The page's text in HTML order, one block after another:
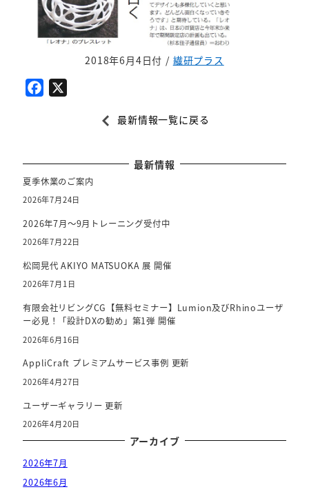
2018年6月4日付 / 繊研プラス
b
o
o
最新情報一覧に戻る
最新情報
夏季休業のご案内
2026年7月24日
2026年7月～9月トレーニング受付中
2026年7月22日
松岡晃代 AKIYO MATSUOKA 展 開催
2026年7月1日
有限会社リビングCG【無料セミナー】Lumion及びRhinoユーザ
ー必見！「設計DXの勧め」第1弾 開催
2026年6月16日
AppliCraft プレミアムサービス事例 更新
2026年4月27日
ユーザーギャラリー 更新
2026年4月20日
アーカイブ
2026年7月
2026年6月